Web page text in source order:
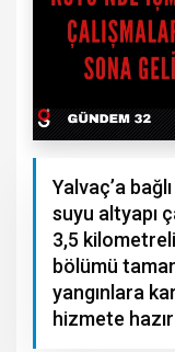
Yalvaç’a
suyu altyapı
3,5
bölümü
yangınlara
hizmete